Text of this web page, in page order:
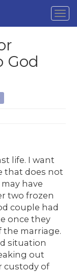
God
life. I want
that does not
have
two frozen
couple had
once they
the marriage.
situation
out
custody of